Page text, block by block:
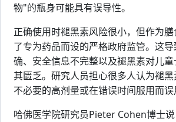
物"的瓶身可能具有误导性。
正确使用时褪黑素风险很小，但作为
了专为药品而设的严格政府监管。这
确、安全信息不完整以及褪黑素对儿
其匮乏。研究人员担心很多人认为褪
不必要的高剂量或在错误时间服用而误
哈佛医学院研究员Pieter Cohen博士